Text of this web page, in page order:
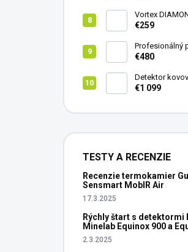
Vortex
8X42
€259
Profesionálný
vedenie vŕtania
€480
Detektor
Legend 2
€1 099
TESTY A RECENZIE
Recenzie termokamier
Sensmart MobIR Air
17.3.2025
Rýchly štart s detektormi
Minelab Equinox 900 a
2.3.2025